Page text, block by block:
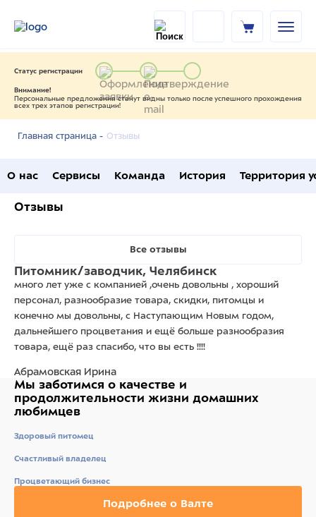
Статус регистрации
Внимание!
Персональные предложения станут видны только после успешного прохождения
всех трех этапов регистрации!
Главная страница - Отзывы
О нас Сервисы Команда История Территория
Отзывы
Все отзывы
Питомник/заводчик, Челябинск
много лет уже с компанией ,очень довольны , хороший
персонал, разнообразие товара, скидки, питомцы и
конечно мы довольны, с Наступающим Новым годом,
дальнейшего процветания и ещё больше разнообразия
товара, ещё раз спасибо, что вы есть !!!!
Абрамовская Ирина
Мы заботимся о качестве и
продолжительности жизни домашних
любимцев
Здоровый питомец
Счастливый владелец
Процветающий бизнес
Подробнее о Валте